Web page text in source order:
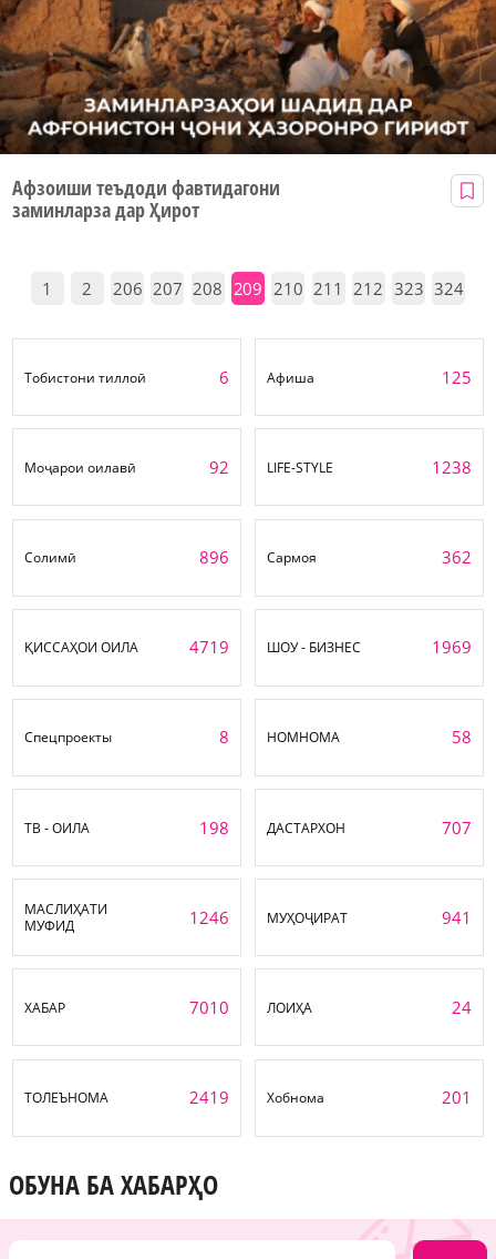
Афзоиши теъдоди фавтидагони
заминларза дар Ҳирот
1 2 206 207 208 209 210 211 212 323 324
Тобистони тиллоӣ 6 Афиша 125
Моҷарои оилавӣ 92 LIFE-STYLE 1238
Солимӣ 896 Сармоя 362
ҚИССАҲОИ ОИЛА 4719 ШОУ - БИЗНЕС 1969
Спецпроекты 8 НОМНОМА 58
ТВ - ОИЛА 198 ДАСТАРХОН 707
МАСЛИҲАТИ
МУФИД
1246 МУҲОҶИРАТ 941
ХАБАР 7010 ЛОИҲА 24
ТОЛЕЪНОМА 2419 Хобнома 201
ОБУНА БА ХАБАРҲО